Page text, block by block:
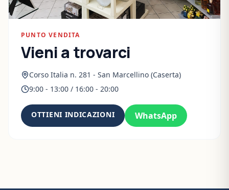
PUNTO VENDITA
Vieni a trovarci
Corso Italia n. 281 - San Marcellino (Caserta)
9:00 - 13:00 / 16:00 - 20:00
OTTIENI INDICAZIONI WhatsApp